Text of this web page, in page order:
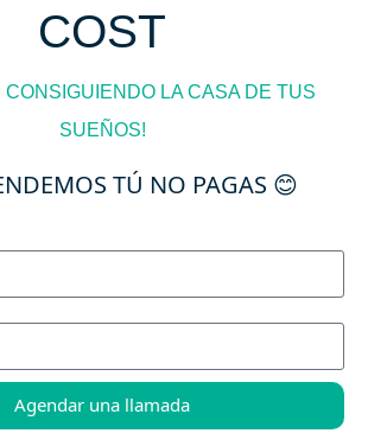
COST
CONSIGUIENDO LA CASA DE TUS
SUEÑOS!
TÚ NO PAGAS 😊
Agendar una llamada